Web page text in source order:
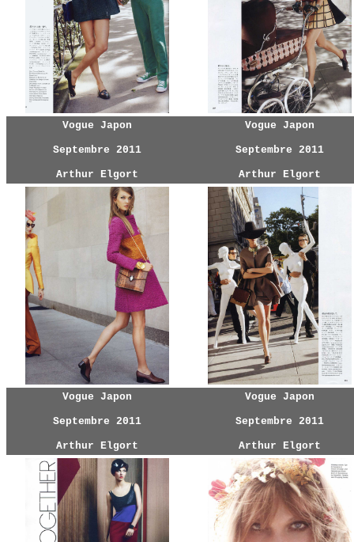
Vogue Japon
Septembre 2011
Arthur Elgort
Vogue Japon
Septembre 2011
Arthur Elgort
Vogue Japon
Septembre 2011
Arthur Elgort
Vogue Japon
Septembre 2011
Arthur Elgort